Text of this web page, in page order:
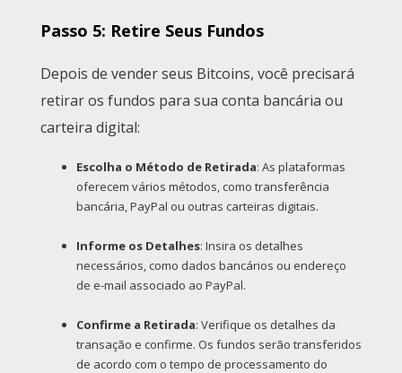
Passo 5: Retire Seus Fundos
Depois de vender seus Bitcoins, você precisará
retirar os fundos para sua conta bancária ou
carteira digital:
Escolha o Método de Retirada: As plataformas
oferecem vários métodos, como transferência
bancária, PayPal ou outras carteiras digitais.
Informe os Detalhes: Insira os detalhes
necessários, como dados bancários ou endereço
de e-mail associado ao PayPal.
Confirme a Retirada: Verifique os detalhes da
transação e confirme. Os fundos serão transferidos
de acordo com o tempo de processamento do